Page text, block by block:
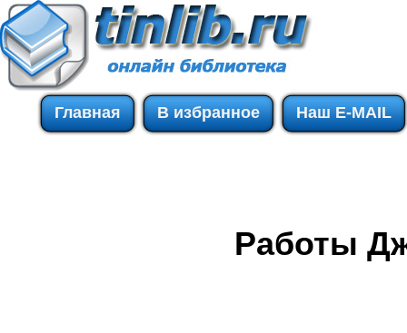
Главная В избранное Наш E-MAIL
Работы